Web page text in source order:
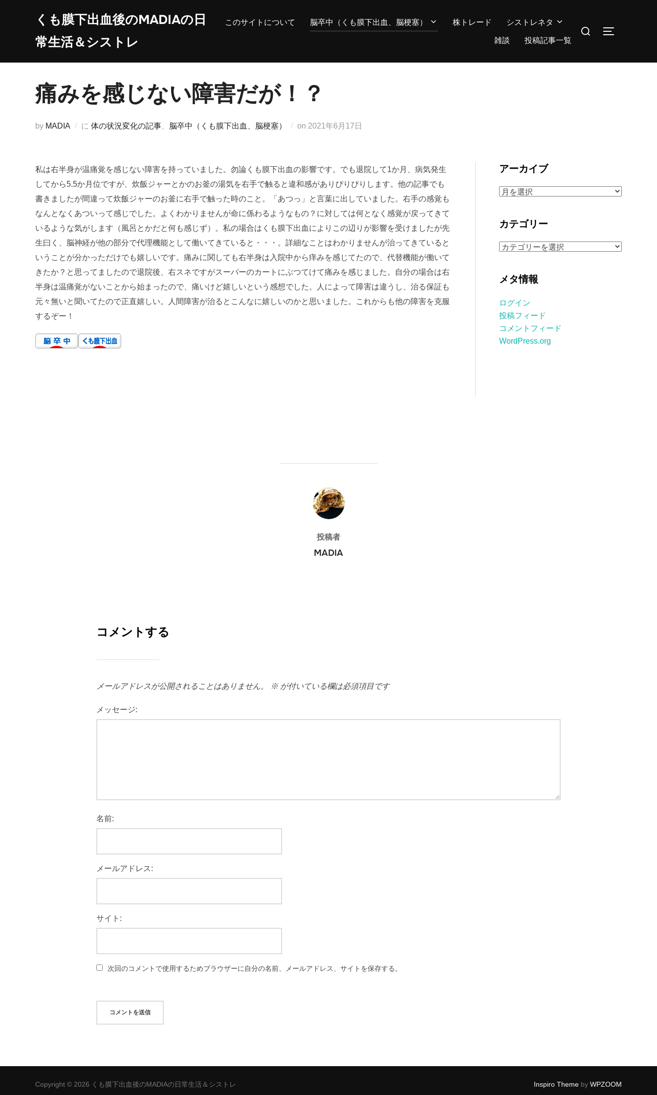
ツ
くも膜下出血後のMADIAの日
常生活＆シストレ
このサイトについて 脳卒中（くも膜下出血、脳梗塞） 株トレード
シストレネタ
雑談
投稿記事一覧
検
サイドバー
痛みを感じない障害だが！？
by MADIA に 体の状況変化の記事 脳卒中（くも膜下出血、脳梗塞） on 投
2021年6月17日
私は右半身が温痛覚を感じない障害を持っていました。勿論くも膜下出血の影響です。でも退院して1か月、病気発生
してから5.5か月位ですが、炊飯ジャーとかのお釜の湯気を右手で触ると違和感がありぴりぴりします。他の記事でも
書きましたが間違って炊飯ジャーのお釜に右手で触った時のこと。「あつっ」と言葉に出していました。右手の感覚も
なんとなくあついって感じでした。よくわかりませんが命に係わるようなもの？に対しては何となく感覚が戻ってきて
いるような気がします（風呂とかだと何も感じず）。私の場合はくも膜下出血によりこの辺りが影響を受けましたが先
生曰く、脳神経が他の部分で代理機能として働いてきていると・・・。詳細なことはわかりませんが治ってきていると
いうことが分かっただけでも嬉しいです。痛みに関しても右半身は入院中から痒みを感じてたので、代替機能が働いて
きたか？と思ってましたので退院後、右スネですがスーパーのカートにぶつてけて痛みを感じました。自分の場合は右
半身は温痛覚がないことから始まったので、痛いけど嬉しいという感想でした。人によって障害は違うし、治る保証も
元々無いと聞いてたので正直嬉しい。人間障害が治るとこんなに嬉しいのかと思いました。これからも他の障害を克服
するぞー！
アーカイブ
ア
イ
ブ
カテゴリー
カ
リ
メタ情報
ログイン
投稿フィード
コメントフィード
WordPress.org
投稿者
投稿者
MADIA
コメントする
メールアドレスが公開されることはありません。 ※ が付いている欄は必須項目です
メッセージ:
名前:
メールアドレス:
サイト:
次回のコメントで使用するためブラウザーに自分の名前、メールアドレス、サイトを保存する。
Copyright © 2026 くも膜下出血後のMADIAの日常生活＆シストレ Inspiro Theme by WPZOOM